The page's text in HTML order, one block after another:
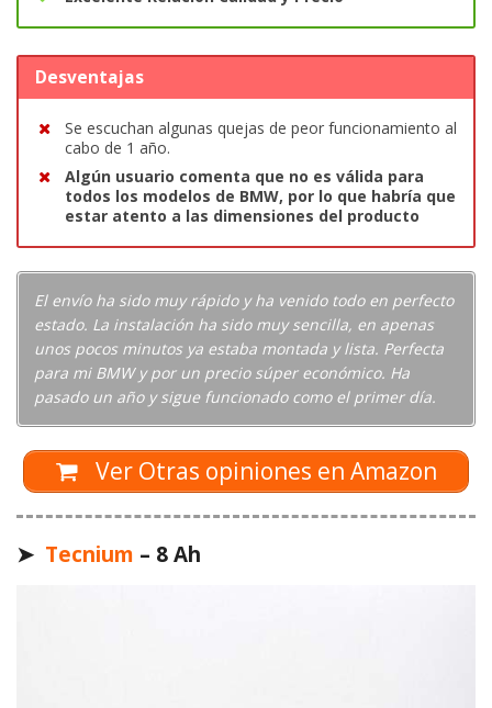
Desventajas
Se escuchan algunas quejas de peor funcionamiento al
cabo de 1 año.
Algún usuario comenta que no es válida para
todos los modelos de BMW, por lo que habría que
estar atento a las dimensiones del producto
El envío ha sido muy rápido y ha venido todo en perfecto
estado. La instalación ha sido muy sencilla, en apenas
unos pocos minutos ya estaba montada y lista. Perfecta
para mi BMW y por un precio súper económico. Ha
pasado un año y sigue funcionado como el primer día.
Ver Otras opiniones en Amazon
➤ Tecnium – 8 Ah